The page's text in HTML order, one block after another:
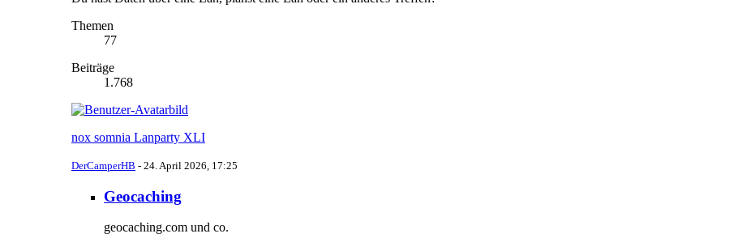
Themen
77
Beiträge
1.768
nox somnia Lanparty XLI
DerCamperHB - 24. April 2026, 17:25
Geocaching
geocaching.com und co.